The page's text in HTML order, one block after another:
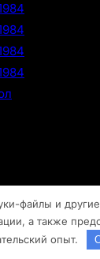
файлы и
а также
опыт.